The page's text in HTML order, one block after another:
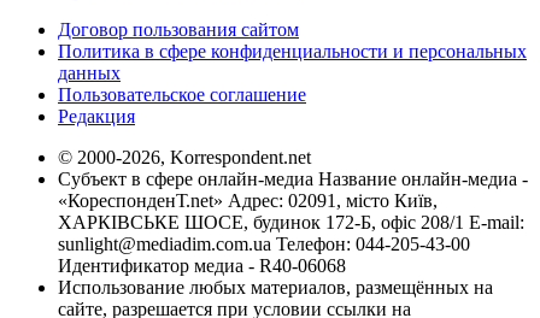
Договор пользования сайтом
Политика в сфере конфиденциальности и персональных
данных
Пользовательское соглашение
Редакция
© 2000-2026, Korrespondent.net
Субъект в сфере онлайн-медиа Название онлайн-медиа -
«КореспонденТ.net» Адрес: 02091, місто Київ,
ХАРКІВСЬКЕ ШОСЕ, будинок 172-Б, офіс 208/1 E-mail:
sunlight@mediadim.com.ua Телефон: 044-205-43-00
Идентификатор медиа - R40-06068
Использование любых материалов, размещённых на
сайте, разрешается при условии ссылки на